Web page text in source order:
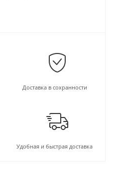
Доставка в сохранности
Удобная и быстрая доставка